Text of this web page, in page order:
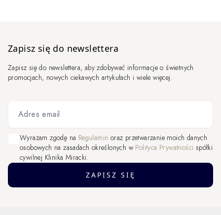
Zapisz się do newslettera
Zapisz się do newslettera, aby zdobywać informacje o świetnych
promocjach, nowych ciekawych artykułach i wiele więcej.
Adres email
Wyrażam zgodę na Regulamin oraz przetwarzanie moich danych
osobowych na zasadach określonych w Polityce Prywatności spółki
cywilnej Klinika Miracki.
ZAPISZ SIĘ